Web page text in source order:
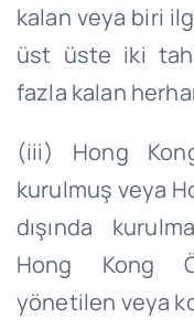
kalan veya biri
üst üste iki
fazla kalan
(iii) Hong
kurulmuş veya
dışında
Hong Kong
yönetilen veya